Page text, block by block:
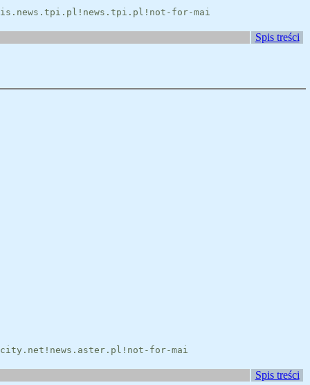
for-mai
Spis treści
for-mai
Spis treści